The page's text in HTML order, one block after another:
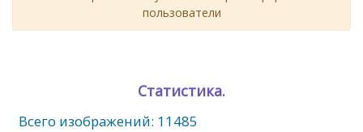
пользователи
Статистика.
Всего изображений: 11485